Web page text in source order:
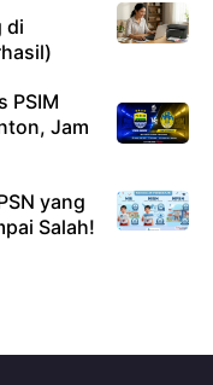
di
PSIM
Jam
yang
Salah!